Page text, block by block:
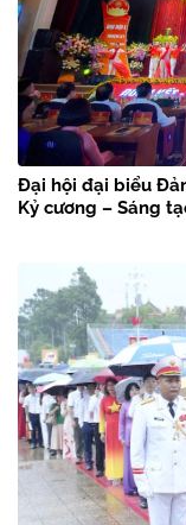
Đại hội đại biểu
Kỷ cương – Sáng